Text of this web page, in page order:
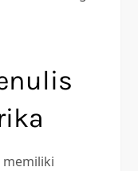
memiliki